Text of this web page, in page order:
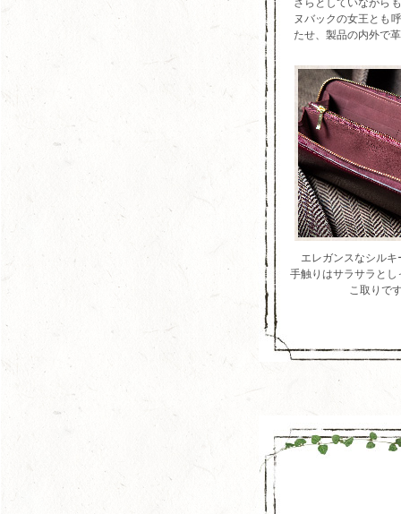
さらとしていながら
ヌバックの女王とも
たせ、製品の内外で
エレガンスなシル
手触りはサラサラと
こ取りで